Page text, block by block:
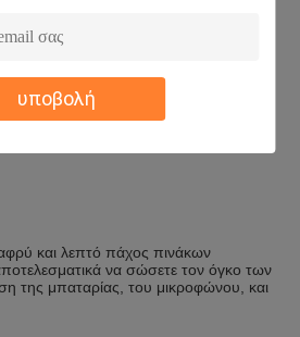
υποβολή
30 βαθμοί, 45 βαθμοί, 60 βαθμοί
35 βαθμοί, 45 βαθμοί βάθους:
80mm * 80mm
και λεπτό πάχος πινάκων
να σώσετε τον όγκο των
της μπαταρίας, του μικροφώνου, και